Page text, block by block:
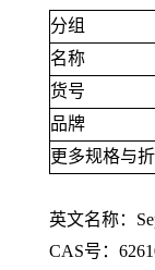
分组
名称
货号
品牌
更多规格与
英文名称：
CAS号：